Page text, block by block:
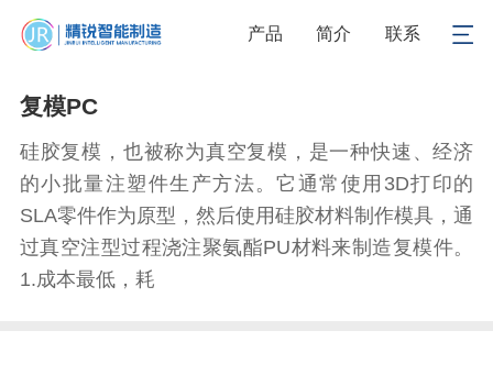
产品 简介 联系 1
复模PC
硅胶复模，也被称为真空复模，是一种快速、经济
的小批量注塑件生产方法。它通常使用3D打印的
SLA零件作为原型，然后使用硅胶材料制作模具，通
过真空注型过程浇注聚氨酯PU材料来制造复模件。
1.成本最低，耗